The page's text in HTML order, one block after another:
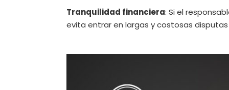
Tranquilidad financiera: Si el
evita entrar en largas y costosas